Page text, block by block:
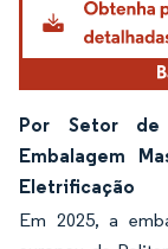
Por Setor de
Embalagem
Eletrificação
Em 2025, a